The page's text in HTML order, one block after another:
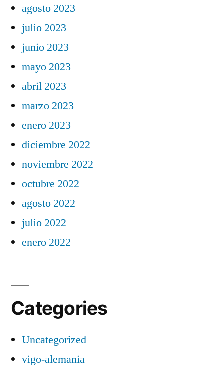
agosto 2023
julio 2023
junio 2023
mayo 2023
abril 2023
marzo 2023
enero 2023
diciembre 2022
noviembre 2022
octubre 2022
agosto 2022
julio 2022
enero 2022
Categories
Uncategorized
vigo-alemania